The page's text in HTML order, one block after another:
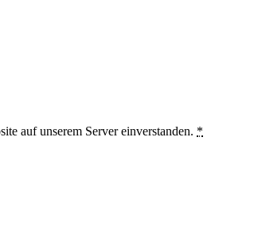
auf unserem Server einverstanden. *